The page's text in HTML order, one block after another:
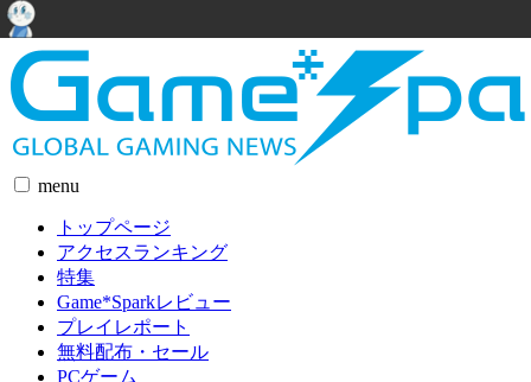
menu
トップページ
アクセスランキング
特集
Game*Sparkレビュー
プレイレポート
無料配布・セール
PCゲーム